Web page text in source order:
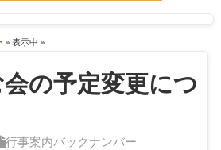
» 表示中 »
の予定変更につ
行事案内バックナンバー